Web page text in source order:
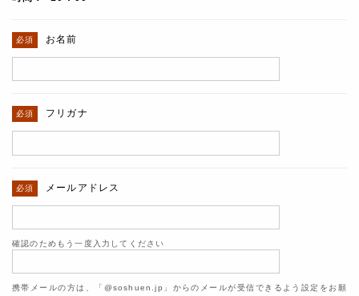
お名前
フリガナ
メールアドレス
確認のためもう一度入力してください
携帯メールの方は、「@soshuen.jp」からのメールが受信できるよう設定をお願